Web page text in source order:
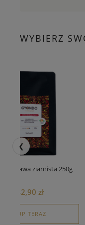
WYBIERZ
❮
- kawa ziarnista 250g
42,90 zł
KUP TERAZ